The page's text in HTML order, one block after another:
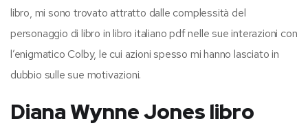
libro, mi sono trovato attratto dalle complessità del
personaggio di libro in libro italiano pdf nelle sue interazioni con
l’enigmatico Colby, le cui azioni spesso mi hanno lasciato in
dubbio sulle sue motivazioni.
Diana Wynne Jones libro